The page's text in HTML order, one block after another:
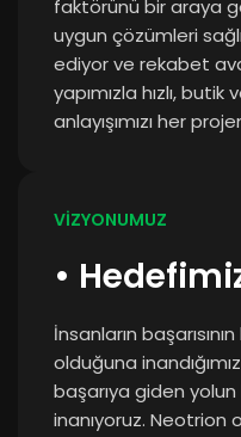
faktörünü bir araya
uygun çözümleri
ediyor ve rekabet
yapımızla hızlı,
anlayışımızı her
VİZYONUMUZ
•
İnsanların
olduğuna
başarıya giden
inanıyoruz. Neotrion